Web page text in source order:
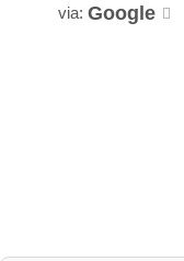
via: Google